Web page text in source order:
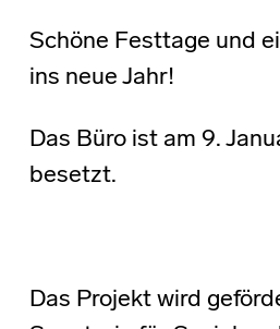
Schöne Festtage und
ins neue Jahr!
Das Büro ist am 9.
besetzt.
Das Projekt wird